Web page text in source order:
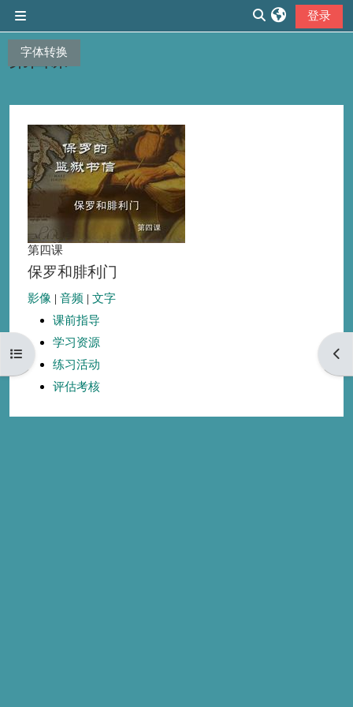
字体转换
切换搜索输入
登录
打开课程索引 打
第四课
章节大纲
第四课
保罗和腓利门
影像 | 音频 | 文字
课前指导
学习资源
练习活动
评估考核